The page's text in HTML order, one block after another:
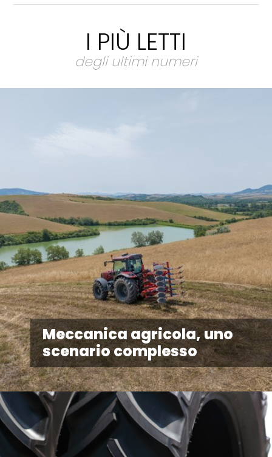
I PIÙ LETTI
degli ultimi numeri
Meccanica agricola, uno
scenario complesso